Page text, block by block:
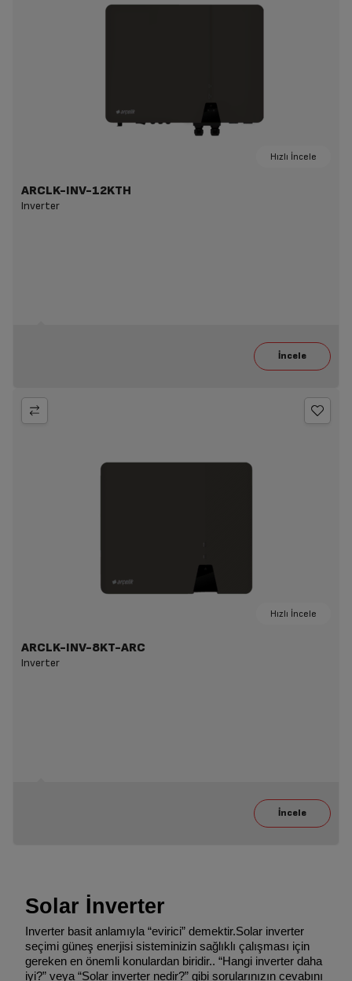
Hızlı İncele
ARCLK-INV-12KTH
Inverter
Hızlı İncele
ARCLK-INV-8KT-ARC
Inverter
Solar İnverter
Inverter basit anlamıyla “evirici” demektir.Solar inverter
seçimi güneş enerjisi sisteminizin sağlıklı çalışması için
gereken en önemli konulardan biridir.. “Hangi inverter daha
iyi?” veya “Solar inverter nedir?” gibi sorularınızın cevabını